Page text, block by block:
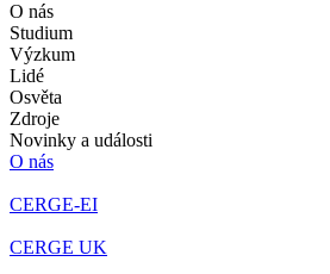
O nás
Studium
Výzkum
Lidé
Osvěta
Zdroje
Novinky a události
O nás
CERGE-EI
CERGE UK